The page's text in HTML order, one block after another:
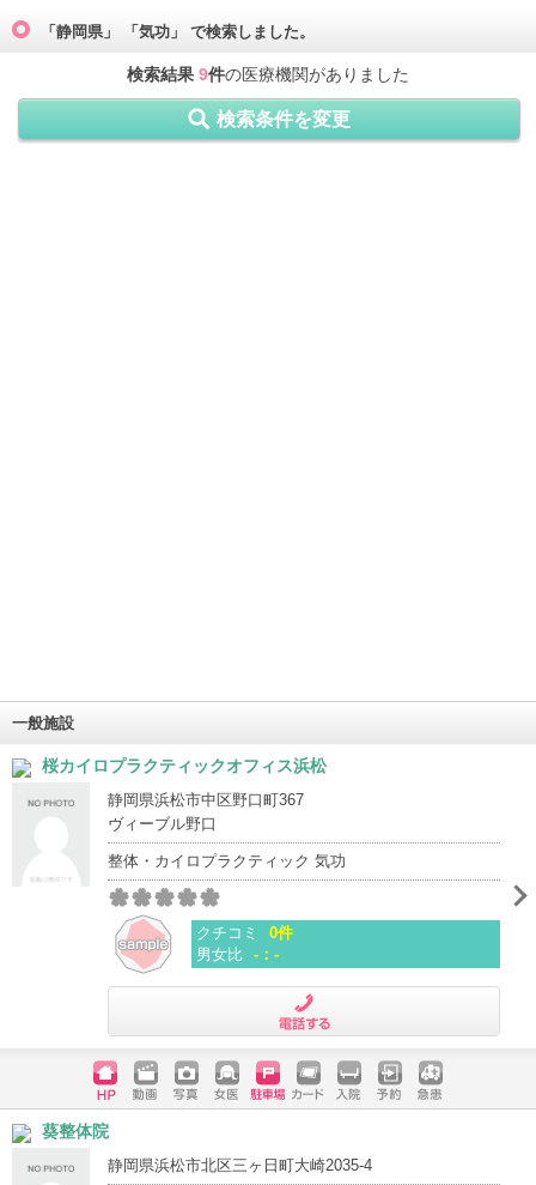
「静岡県」 「気功」 で検索しました。
検索結果 9件の医療機関がありました
検索条件を変更
一般施設
桜カイロプラクティックオフィス浜松
静岡県浜松市中区野口町367
ヴィーブル野口
整体・カイロプラクティック 気功
クチコミ
0件
男女比 -：-
ホームペ
ージ
動画 写真 女医 駐車場
クレジッ
入院 予約 急患
葵整体院
静岡県浜松市北区三ヶ日町大崎2035-4